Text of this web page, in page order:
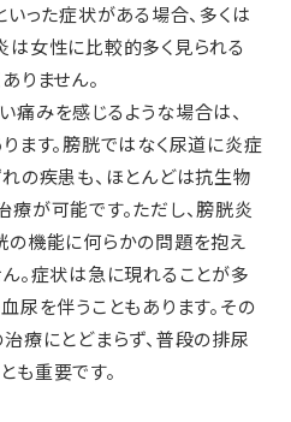
いった症状がある場合、多くは
は女性に比較的多く見られる
りません。
みを感じるような場合は、
ます。膀胱ではなく尿道に炎症
の疾患も、ほとんどは抗生物
が可能です。ただし、膀胱炎
の機能に何らかの問題を抱え
。症状は急に現れることが多
尿を伴うこともあります。その
療にとどまらず、普段の排尿
も重要です。